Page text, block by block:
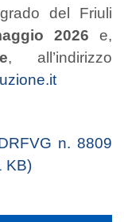
del Friuli
2026 e,
, all’indirizzo
n. 8809
KB)